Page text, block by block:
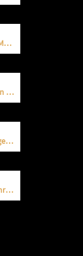
Bizarrlady Lana Hard in Muenchen
Wo findet man die besten Dominas?
Vorkasse und Anzahlungen für Dominas und Dominastudios?
Wo findet eine Domina ihre Sklaven?